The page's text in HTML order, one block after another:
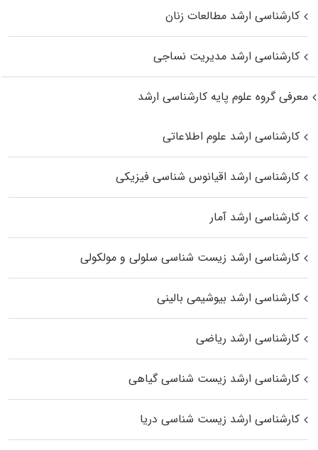
کارشناسی ارشد مطالعات زنان
کارشناسی ارشد مدیریت نساجی
معرفی گروه علوم پایه کارشناسی ارشد
کارشناسی ارشد علوم اطلاعاتی
کارشناسی ارشد اقیانوس‌ شناسی فیزیکی
کارشناسی ارشد آمار
کارشناسی ارشد زیست شناسی سلولی و مولکولی
کارشناسی ارشد بیوشیمی بالینی
کارشناسی ارشد ریاضی
کارشناسی ارشد زیست‌ شناسی گیاهی
کارشناسی ارشد زیست‌ شناسی دریا